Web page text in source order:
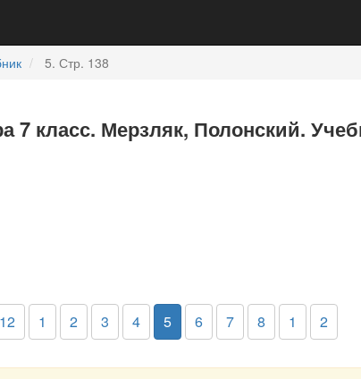
5. Стр. 138
7 класс. Мерзляк, Полонский.
12 1 2 3 4 5 6 7 8 1 2